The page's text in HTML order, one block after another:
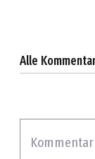
Alle
Kommentar